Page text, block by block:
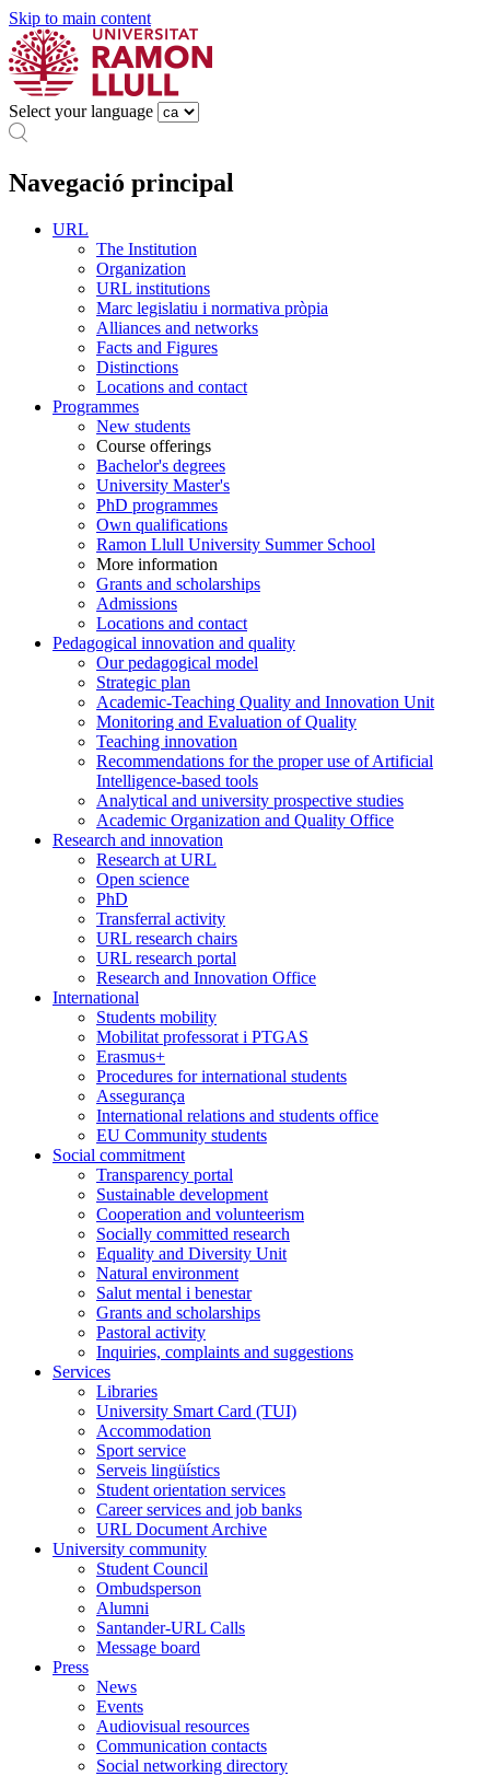
Skip to main content
Select your language
Navegació principal
URL
The Institution
Organization
URL institutions
Marc legislatiu i normativa pròpia
Alliances and networks
Facts and Figures
Distinctions
Locations and contact
Programmes
New students
Course offerings
Bachelor's degrees
University Master's
PhD programmes
Own qualifications
Ramon Llull University Summer School
More information
Grants and scholarships
Admissions
Locations and contact
Pedagogical innovation and quality
Our pedagogical model
Strategic plan
Academic-Teaching Quality and Innovation Unit
Monitoring and Evaluation of Quality
Teaching innovation
Recommendations for the proper use of Artificial
Intelligence-based tools
Analytical and university prospective studies
Academic Organization and Quality Office
Research and innovation
Research at URL
Open science
PhD
Transferral activity
URL research chairs
URL research portal
Research and Innovation Office
International
Students mobility
Mobilitat professorat i PTGAS
Erasmus+
Procedures for international students
Assegurança
International relations and students office
EU Community students
Social commitment
Transparency portal
Sustainable development
Cooperation and volunteerism
Socially committed research
Equality and Diversity Unit
Natural environment
Salut mental i benestar
Grants and scholarships
Pastoral activity
Inquiries, complaints and suggestions
Services
Libraries
University Smart Card (TUI)
Accommodation
Sport service
Serveis lingüístics
Student orientation services
Career services and job banks
URL Document Archive
University community
Student Council
Ombudsperson
Alumni
Santander-URL Calls
Message board
Press
News
Events
Audiovisual resources
Communication contacts
Social networking directory